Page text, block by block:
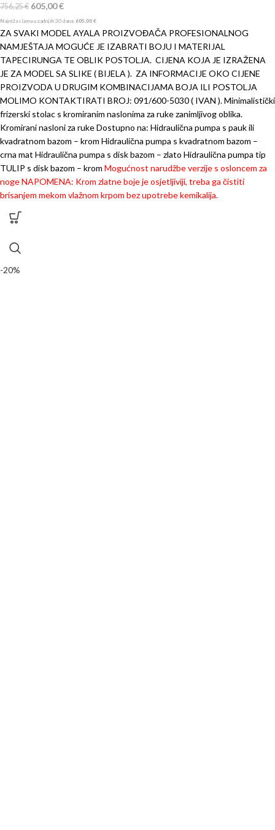
756,25€ 605,00€
Najniža cijena u zadnjih 30 dana: 605,00 €
ZA SVAKI MODEL AYALA PROIZVOĐAČA PROFESIONALNOG
NAMJEŠTAJA MOGUĆE JE IZABRATI BOJU I MATERIJAL
TAPECIRUNGA TE OBLIK POSTOLJA. CIJENA KOJA JE IZRAŽENA
JE ZA MODEL SA SLIKE ( BIJELA ). ZA INFORMACIJE OKO CIJENE
PROIZVODA U DRUGIM KOMBINACIJAMA BOJA ILI POSTOLJA
MOLIMO KONTAKTIRATI BROJ: 091/600-5030 ( IVAN ).Minimalistički
frizerski stolac s kromiranim naslonima za ruke zanimljivog oblika.
Kromirani nasloni za rukeDostupno na: Hidraulična pumpa s pauk ili
kvadratnom bazom – krom Hidraulična pumpa s kvadratnom bazom –
crna mat Hidraulična pumpa s disk bazom – zlato Hidraulična pumpa tip
TULIP s disk bazom – krom Mogućnost narudžbe verzije s osloncem za
nogeNAPOMENA: Krom zlatne boje je osjetljiviji, treba ga čistiti
brisanjem mekom vlažnom krpom bez upotrebe kemikalija.
-20%